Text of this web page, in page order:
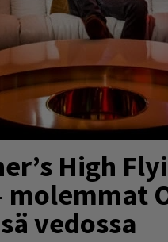
High
molemmat
vedossa